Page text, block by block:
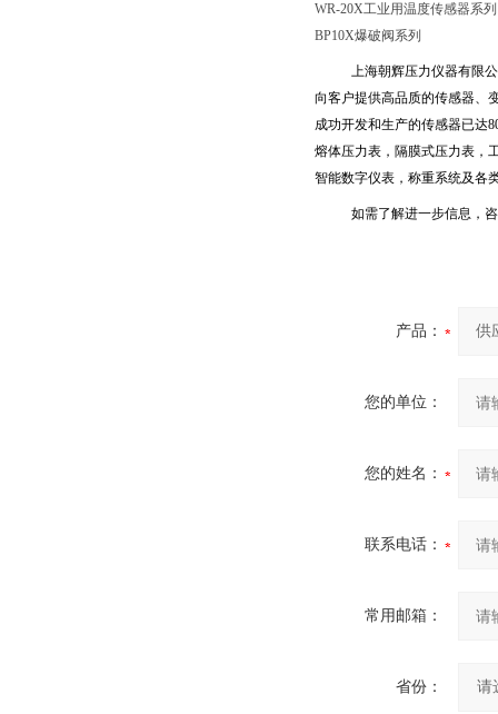
WR-20X工业用温度传感器系列
BP10X爆破阀系列
上海朝辉压力仪器有限
向客户提供高品质的传感器、
成功开发和生产的传感器已达
熔体压力表，隔膜式压力表，
智能数字仪表，称重系统及各
如需了解进一步信息，
产品：
您的单位：
您的姓名：
联系电话：
常用邮箱：
省份：